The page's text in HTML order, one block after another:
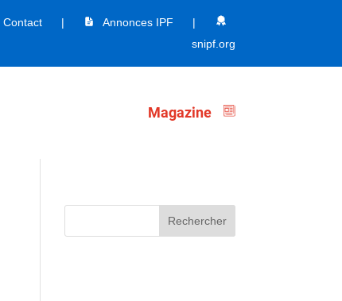
Contact | Annonces IPF
|
snipf.org
Magazine
Rechercher